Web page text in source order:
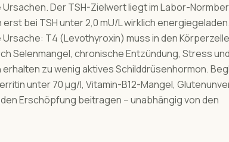
Der TSH-Zielwert liegt im Labor-
bei TSH unter 2,0 mU/L wirklich
T4 (Levothyroxin) muss in den
Selenmangel, chronische Entzündung, Stress
zu wenig aktives Schilddrüsenhormon.
unter 70 µg/l, Vitamin-B12-Mangel,
Erschöpfung beitragen – unabhängig von den